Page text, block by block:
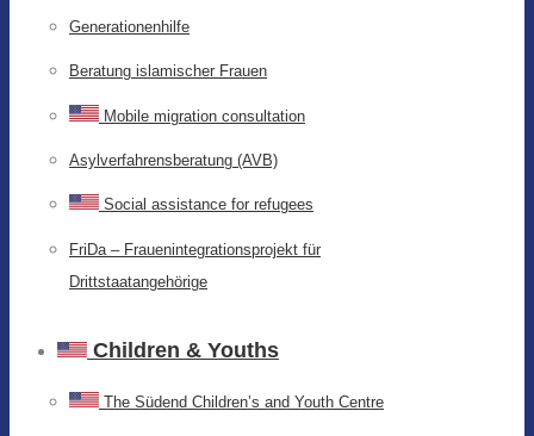
Generationenhilfe
Beratung islamischer Frauen
Mobile migration consultation
Asylverfahrensberatung (AVB)
Social assistance for refugees
FriDa – Frauenintegrationsprojekt für
Drittstaatangehörige
Children & Youths
The Südend Children’s and Youth Centre